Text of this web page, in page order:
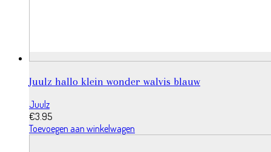
Juulz hallo klein wonder walvis blauw
Juulz
€3.95
Toevoegen aan winkelwagen